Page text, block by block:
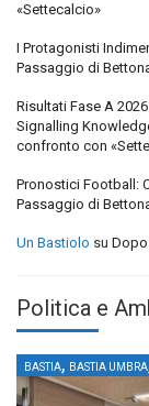
«Settecalcio»
I Protagonisti
Passaggio di
Risultati Fase A
Signalling
confronto con
Pronostici Football:
Passaggio di
Un Bastiolo su Dopo
Politica e
BASTIA, BASTIA UMBRA